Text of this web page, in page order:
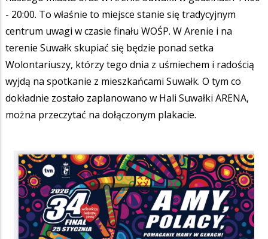
- 20:00. To właśnie to miejsce stanie się tradycyjnym
centrum uwagi w czasie finału WOŚP. W Arenie i na
terenie Suwałk skupiać się będzie ponad setka
Wolontariuszy, którzy tego dnia z uśmiechem i radością
wyjdą na spotkanie z mieszkańcami Suwałk. O tym co
dokładnie zostało zaplanowano w Hali Suwałki ARENA,
można przeczytać na dołączonym plakacie.